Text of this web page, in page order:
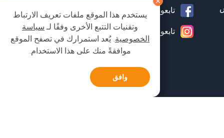
تابعونا على صفحة الفيسبوك
تابعونا على انستغرام
يستخدم هذا الموقع ملفات تعريف الارتباط
وتقنيات التتبع الأخرى وفقًا لـسياسة
الخصوصية. يُعد استمرارك في تصفح الموقع
موافقةً منك على هذا الاستخدام.
وافق